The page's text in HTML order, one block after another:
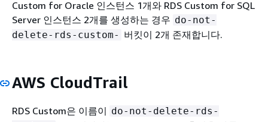
Custom for Oracle 인스턴스 1개와 RDS Custom for SQL
Server 인스턴스 2개를 생성하는 경우 do-not-
delete-rds-custom- 버킷이 2개 존재합니다.
AWS CloudTrail
RDS Custom은 이름이 do-not-delete-rds-